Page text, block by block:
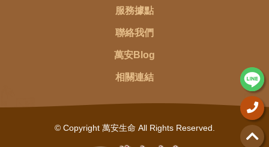
服務據點
聯絡我們
萬安Blog
相關連結
© Copyright 萬安生命 All Rights Reserved.